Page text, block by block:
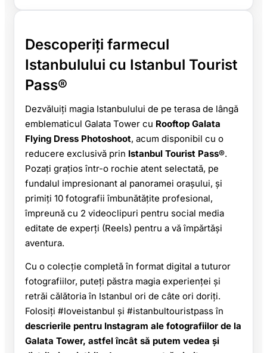
Descoperiți farmecul
Istanbulului cu Istanbul Tourist
Pass®
Dezvăluiți magia Istanbulului de pe terasa de lângă
emblematicul Galata Tower cu Rooftop Galata
Flying Dress Photoshoot, acum disponibil cu o
reducere exclusivă prin Istanbul Tourist Pass®.
Pozați grațios într-o rochie atent selectată, pe
fundalul impresionant al panoramei orașului, și
primiți 10 fotografii îmbunătățite profesional,
împreună cu 2 videoclipuri pentru social media
editate de experți (Reels) pentru a vă împărtăși
aventura.
Cu o colecție completă în format digital a tuturor
fotografiilor, puteți păstra magia experienței și
retrăi călătoria în Istanbul ori de câte ori doriți.
Folosiți #loveistanbul și #istanbultouristpass în
descrierile pentru Instagram ale fotografiilor de la
Galata Tower, astfel încât să putem vedea și